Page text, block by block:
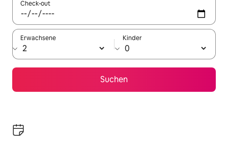
Check-out
Erwachsene Kinder
Suchen